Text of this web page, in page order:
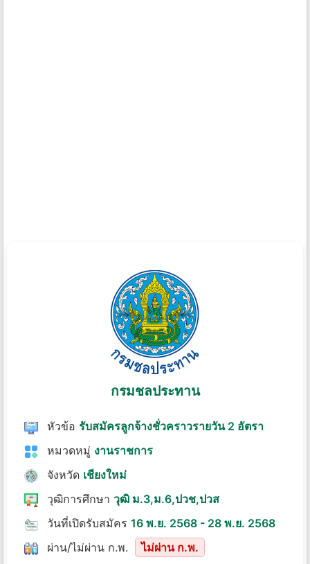
กรมชลประทาน
หัวข้อ รับสมัครลูกจ้างชั่วคราวรายวัน 2 อัตรา
หมวดหมู่ งานราชการ
จังหวัด เชียงใหม่
วุฒิการศึกษา วุฒิ ม.3,ม.6,ปวช,ปวส
วันที่เปิดรับสมัคร 16 พ.ย. 2568 - 28 พ.ย. 2568
ผ่าน/ไม่ผ่าน ก.พ.
ไม่ผ่าน ก.พ.